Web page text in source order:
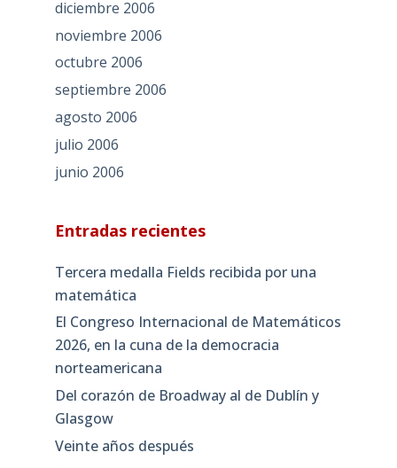
diciembre 2006
noviembre 2006
octubre 2006
septiembre 2006
agosto 2006
julio 2006
junio 2006
Entradas recientes
Tercera medalla Fields recibida por una
matemática
El Congreso Internacional de Matemáticos
2026, en la cuna de la democracia
norteamericana
Del corazón de Broadway al de Dublín y
Glasgow
Veinte años después